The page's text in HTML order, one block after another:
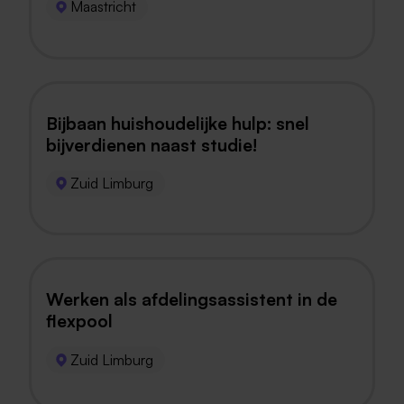
Maastricht
Bijbaan huishoudelijke hulp: snel
bijverdienen naast studie!
Zuid Limburg
Werken als afdelingsassistent in de
flexpool
Zuid Limburg